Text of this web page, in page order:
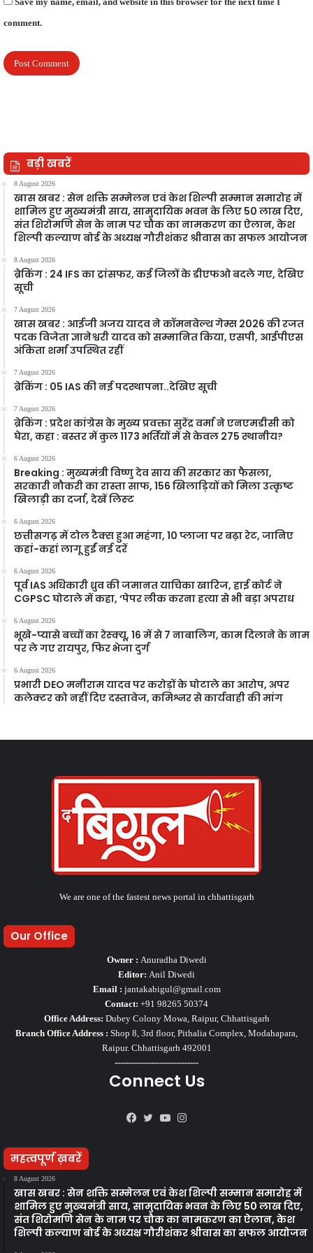
comment.
बड़ी खबरें
8 August 2026
खास खबर : सेन शक्ति सम्मेलन एवं केश शिल्पी सम्मान समारोह में
शामिल हुए मुख्यमंत्री साय, सामुदायिक भवन के लिए 50 लाख दिए,
संत शिरोमणि सेन के नाम पर चौक का नामकरण का ऐलान, केश
शिल्पी कल्याण बोर्ड के अध्यक्ष गौरीशंकर श्रीवास का सफल आयोजन
8 August 2026
ब्रेकिंग : 24 IFS का ट्रांसफर, कई जिलों के डीएफओ बदले गए, देखिए
सूची
7 August 2026
खास खबर : आईजी अजय यादव ने कॉमनवेल्थ गेम्स 2026 की रजत
पदक विजेता ज्ञानेश्वरी यादव को सम्मानित किया, एसपी, आईपीएस
अंकिता शर्मा उपस्थित रहीं
7 August 2026
ब्रेकिंग : 05 IAS की नई पदस्थापना..देखिए सूची
7 August 2026
ब्रेकिंग : प्रदेश कांग्रेस के मुख्य प्रवक्ता सुरेंद्र वर्मा ने एनएमडीसी को
घेरा, कहा : बस्तर में कुल 1173 भर्तियों में से केवल 275 स्थानीय?
6 August 2026
Breaking : मुख्यमंत्री विष्णु देव साय की सरकार का फैसला,
सरकारी नौकरी का रास्ता साफ, 156 खिलाड़ियों को मिला उत्कृष्ट
खिलाड़ी का दर्जा, देखें लिस्‍ट
6 August 2026
छत्तीसगढ़ में टोल टैक्स हुआ महंगा, 10 प्लाजा पर बढ़ा रेट, जानिए
कहां-कहां लागू हुईं नई दरें
6 August 2026
पूर्व IAS अधिकारी ध्रुव की जमानत याचिका खारिज, हाई कोर्ट ने
CGPSC घोटाले में कहा, ‘पेपर लीक करना हत्या से भी बड़ा अपराध
6 August 2026
भूखे-प्यासे बच्चों का रेस्क्यू, 16 में से 7 नाबालिग, काम दिलाने के नाम
पर ले गए रायपुर, फिर भेजा दुर्ग
6 August 2026
प्रभारी DEO मनीराम यादव पर करोड़ों के घोटाले का आरोप, अपर
कलेक्टर को नहीं दिए दस्तावेज, कमिश्नर से कार्यवाही की मांग
We are one of the fastest news portal in chhattisgarh
Our Office
Owner : Anuradha Diwedi
Editor: Anil Diwedi
Email : jantakabigul@gmail.com
Contact: +91 98265 50374
Office Address: Dubey Colony Mowa, Raipur, Chhattisgarh
Branch Office Address : Shop 8, 3rd floor, Pithalia Complex, Modahapara,
Raipur. Chhattisgarh 492001
------------------------------
Connect Us
Facebook
TwitterYouTube
महत्वपूर्ण ख़बरें
8 August 2026
खास खबर : सेन शक्ति सम्मेलन एवं केश शिल्पी सम्मान समारोह में
शामिल हुए मुख्यमंत्री साय, सामुदायिक भवन के लिए 50 लाख दिए,
संत शिरोमणि सेन के नाम पर चौक का नामकरण का ऐलान, केश
शिल्पी कल्याण बोर्ड के अध्यक्ष गौरीशंकर श्रीवास का सफल आयोजन